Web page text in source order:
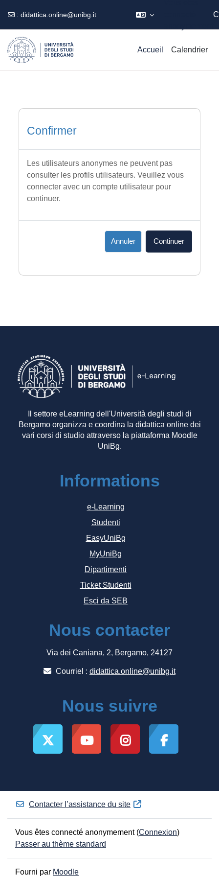
: didattica.online@unibg.it
Accueil Calendrier
Confirmer
Les utilisateurs anonymes ne peuvent pas
consulter les profils utilisateurs. Veuillez vous
connecter avec un compte utilisateur pour
continuer.
Annuler Continuer
Il settore eLearning dell'Università degli studi di
Bergamo organizza e coordina la didattica online dei
vari corsi di studio attraverso la piattaforma Moodle
UniBg.
Informations
e-Learning
Studenti
EasyUniBg
MyUniBg
Dipartimenti
Ticket Studenti
Esci da SEB
Nous contacter
Via dei Caniana, 2, Bergamo, 24127
Courriel : didattica.online@unibg.it
Nous suivre
Contacter l’assistance du site
Vous êtes connecté anonymement (Connexion)
Passer au thème standard
Fourni par Moodle